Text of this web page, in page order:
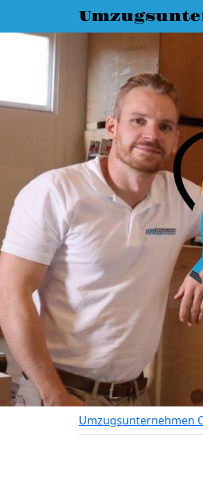
Umzugsunternehmen